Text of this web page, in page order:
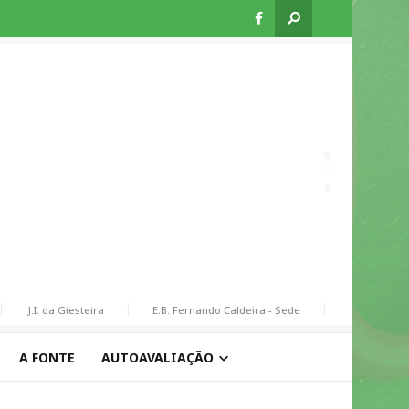
J.I. da Giesteira E.B. Fernando Caldeira - Sede
A FONTE AUTOAVALIAÇÃO